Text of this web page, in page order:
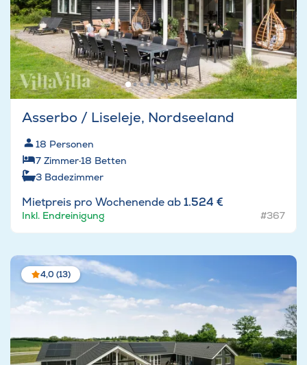
Asserbo / Liseleje, Nordseeland
18 Personen
7 Zimmer·18 Betten
3 Badezimmer
Mietpreis pro Wochenende ab1.524 €
Inkl. Endreinigung #367
4,0 (13)